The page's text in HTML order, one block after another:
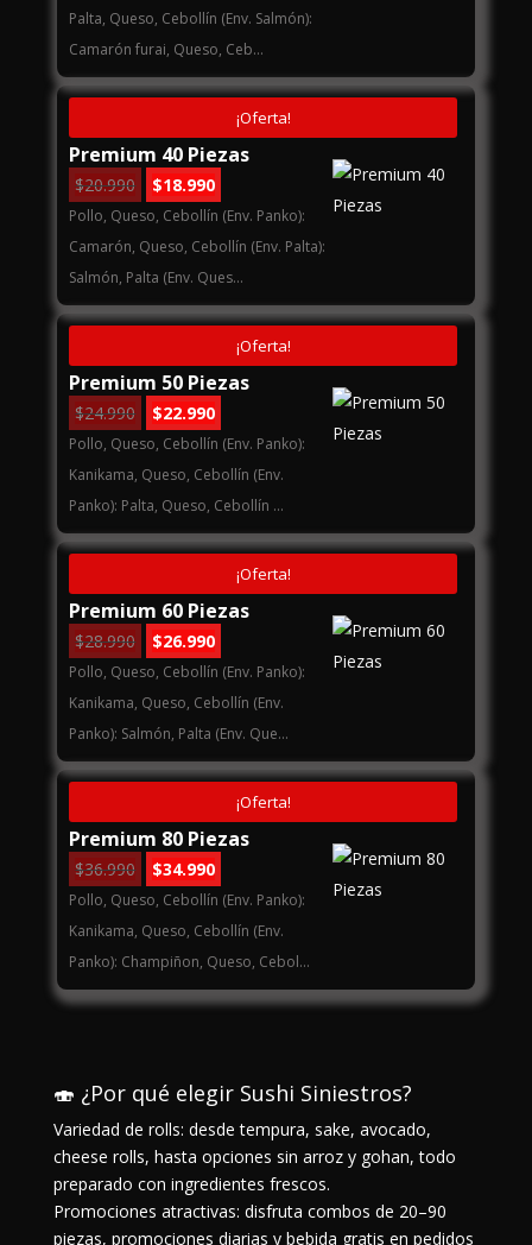
original
era:
$16.990.
actual
es:
$14.990.
Palta, Queso, Cebollín (Env. Salmón):
Camarón furai, Queso, Ceb...
Premium 40 Piezas
$20.990
El
precio
original
era:
$20.990.
$18.990
precio
actual
es:
$18.990.
Pollo, Queso, Cebollín (Env. Panko):
Camarón, Queso, Cebollín (Env. Palta):
Salmón, Palta (Env. Ques...
¡Oferta!
Premium 50 Piezas
$24.990
El
precio
original
era:
$24.990.
$22.990
precio
actual
es:
$22.990.
Pollo, Queso, Cebollín (Env. Panko):
Kanikama, Queso, Cebollín (Env.
Panko): Palta, Queso, Cebollín ...
¡Oferta!
Premium 60 Piezas
$28.990
El
precio
original
era:
$28.990.
$26.990
precio
actual
es:
$26.990.
Pollo, Queso, Cebollín (Env. Panko):
Kanikama, Queso, Cebollín (Env.
Panko): Salmón, Palta (Env. Que...
¡Oferta!
Premium 80 Piezas
$36.990
El
precio
original
era:
$36.990.
$34.990
precio
actual
es:
$34.990.
Pollo, Queso, Cebollín (Env. Panko):
Kanikama, Queso, Cebollín (Env.
Panko): Champiñon, Queso, Cebol...
¡Oferta!
🍣 ¿Por qué elegir Sushi Siniestros?
Variedad de rolls: desde tempura, sake, avocado,
cheese rolls, hasta opciones sin arroz y gohan, todo
preparado con ingredientes frescos.
Promociones atractivas: disfruta combos de 20–90
piezas, promociones diarias y bebida gratis en pedidos